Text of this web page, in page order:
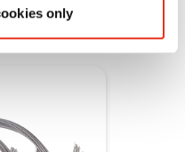
only